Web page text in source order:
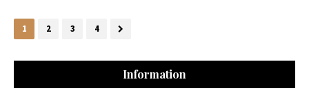
1 2 3 4
Information